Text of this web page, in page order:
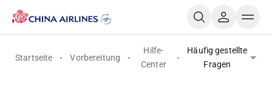
Startseite Vorbereitung
Hilfe-
Center
Häufig gestellte
Fragen